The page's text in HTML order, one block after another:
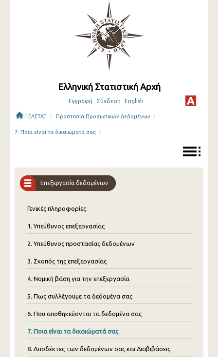
Ελληνική Στατιστική Αρχή
Εγγραφή Σύνδεση English
/ ΕΛΣΤΑΤ / Προστασία Προσωπικών Δεδομένων /
7. Ποια είναι τα δικαιώματά σας /
Επεξεργασία δεδομένων
Γενικές πληροφορίες
1. Υπεύθυνος επεξεργασίας
2. Υπεύθυνος προστασίας δεδομένων
3. Σκοπός της επεξεργασίας
4. Νομική βάση για την επεξεργασία
5. Πως συλλέγουμε τα δεδομένα σας
6. Που αποθηκεύονται τα δεδομένα σας
7. Ποια είναι τα δικαιώματά σας
8. Αποδέκτες των δεδομένων σας και Διαβιβάσεις